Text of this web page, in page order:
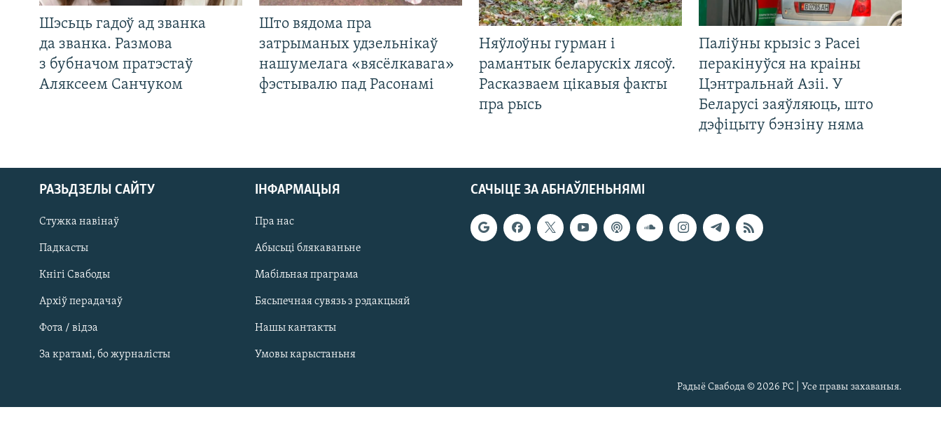
САЧЫЦЕ ЗА АБНАЎЛЕНЬНЯМІ
Шэсьць гадоў ад званка
да званка. Размова
з бубначом пратэстаў
Аляксеем Санчуком
Што вядома пра
затрыманых удзельнікаў
нашумелага «вясёлкавага»
фэстывалю пад Расонамі
Няўлоўны гурман і
рамантык беларускіх лясоў.
Расказваем цікавыя факты
пра рысь
Паліўны крызіс з Расеі
перакінуўся на краіны
Цэнтральнай Азіі. У
Беларусі заяўляюць, што
дэфіцыту бэнзіну няма
САЧЫЦЕ ЗА АБНАЎЛЕНЬНЯМІ
РАЗЬДЗЕЛЫ САЙТУ
Стужка навінаў
Падкасты
Кнігі Свабоды
Архіў перадачаў
Фота / відэа
За кратамі, бо журналісты
ІНФАРМАЦЫЯ
Пра нас
Абысьці блякаваньне
Мабільная праграма
Бясьпечная сувязь з рэдакцыяй
Нашы кантакты
Умовы карыстаньня
Радыё Свабода © 2026 РС | Усе правы захаваныя.